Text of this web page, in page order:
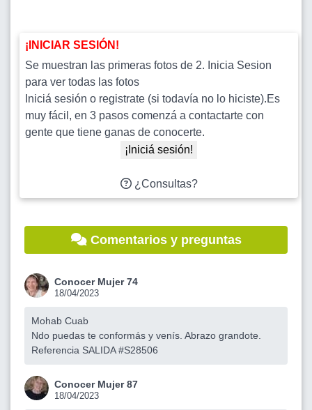
¡INICIAR SESIÓN!
Se muestran las primeras fotos de 2. Inicia Sesion
para ver todas las fotos
Iniciá sesión o registrate (si todavía no lo hiciste).Es
muy fácil, en 3 pasos comenzá a contactarte con
gente que tiene ganas de conocerte.
¡Iniciá sesión!
¿Consultas?
Comentarios y preguntas
Conocer Mujer 74
18/04/2023
Mohab Cuab
Ndo puedas te conformás y venís. Abrazo grandote.
Referencia SALIDA #S28506
Conocer Mujer 87
18/04/2023